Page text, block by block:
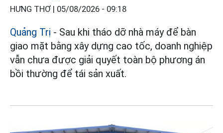
HƯNG THƠ | 05/08/2026 - 09:18
Quảng Trị - Sau khi tháo dỡ nhà máy để bàn
giao mặt bằng xây dựng cao tốc, doanh nghiệp
vẫn chưa được giải quyết toàn bộ phương án
bồi thường để tái sản xuất.